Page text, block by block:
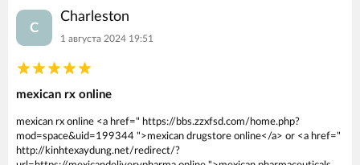
C
Charleston
1 августа 2024 19:51
mexican rx online
mexican rx online <a href=" https://bbs.zzxfsd.com/home.php?
mod=space&uid=199344 ">mexican drugstore online</a> or <a href="
http://kinhtexaydung.net/redirect/?